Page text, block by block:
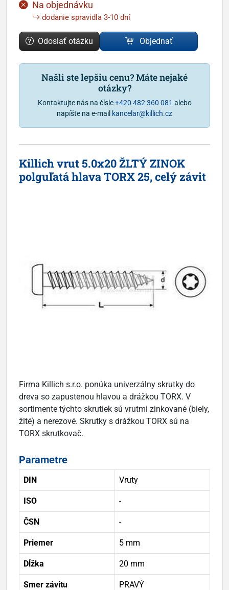
Na objednávku
dodanie spravidla 3-10 dní
Odoslať otázku Objednať
Našli ste lepšiu cenu? Máte nejaké
otázky?
Kontaktujte nás na čísle+420 482 360 081 alebo
napíšte na e-mail kancelar@killich.cz
Killich vrut 5.0x20 ŽLTÝ ZINOK
polguľatá hlava TORX 25, celý závit
Firma Killich s.r.o. ponúka univerzálny skrutky do
dreva so zapustenou hlavou a drážkou TORX. V
sortimente týchto skrutiek sú vrutmi zinkované (biely,
žlté) a nerezové. Skrutky s drážkou TORX sú na
TORX skrutkovač.
Parametre
DIN Vruty
ISO -
ČSN -
Priemer 5 mm
Dĺžka 20 mm
Smer závitu PRAVÝ